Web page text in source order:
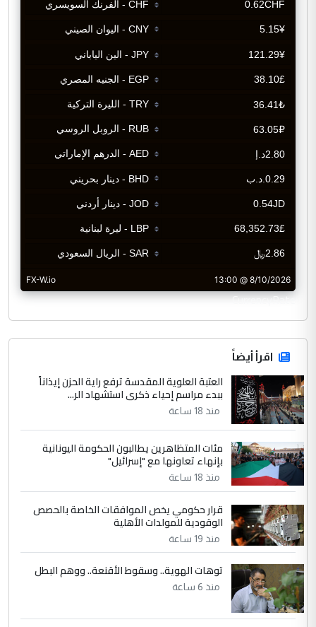
CurrencyRate
اقرأ أيضاً
العتبة العلوية المقدسة ترفع راية الحزن إيذاناً
ببدء مراسم إحياء ذكرى استشهاد الر...
منذ 18 ساعة
مئات المتظاهرين يطالبون الحكومة اليونانية
بإنهاء تعاونها مع "إسرائيل"
منذ 18 ساعة
قرار حكومي يخص الموافقات الخاصة بالحصص
الوقودية للمولدات الأهلية
منذ 19 ساعة
توهات الهوية.. وسقوط الأقنعة.. ووهم البطل
منذ 6 ساعة